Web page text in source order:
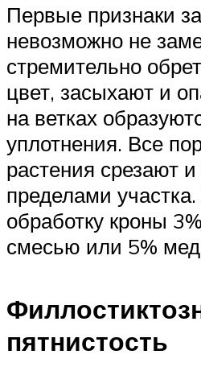
Первые признаки
невозможно не
стремительно
цвет, засыхают и
на ветках
уплотнения. Все
растения срезают
пределами
обработку кроны
смесью или 5%
пятнистость